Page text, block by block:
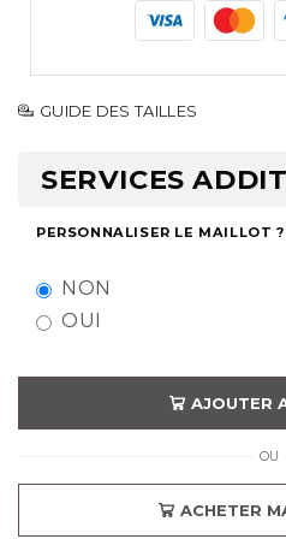
GUIDE DES TAILLES
SERVICES
PERSONNALISER LE MAILLOT ?
NON
OUI
AJOUTER
OU
ACHETER